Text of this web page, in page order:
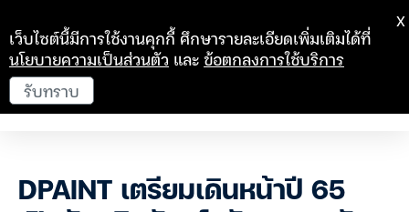
DPAINT เตรียมเดินหน้าปี 65
เว็บไซต์นี้มีการใช้งานคุกกี้ ศึกษารายละเอียดเพิ่มเติมได้ที่
นโยบายความเป็นส่วนตัว และข้อตกลงการใช้บริการ
รับทราบ
X